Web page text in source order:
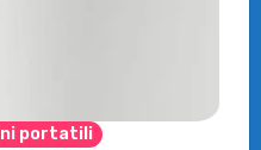
portatili